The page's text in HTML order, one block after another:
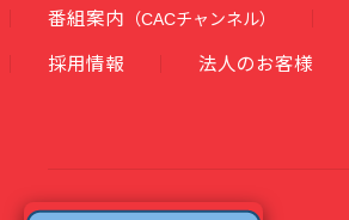
番組案内 （CACチャンネル）
採用情報 法人のお客様